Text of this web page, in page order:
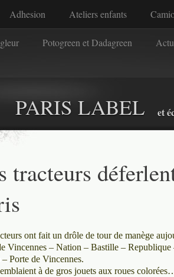
Adhesion Ateliers enfants
Potogreen et Dadagreen
PARIS LABEL et
tracteurs
ont fait un drôle de tour de manège
Vincennes – Nation – Bastille –
Porte de Vincennes.
à de gros jouets aux roues